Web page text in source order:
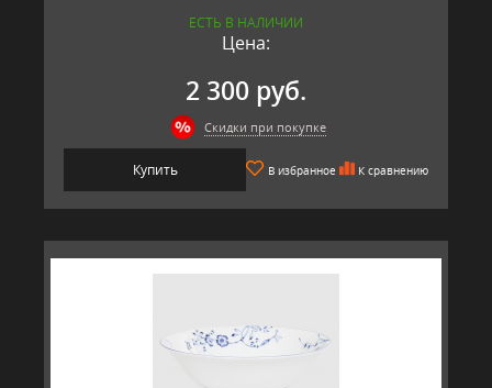
ЕСТЬ В НАЛИЧИИ
Цена:
2 300 руб.
Скидки при покупке
Купить В избранное К сравнению